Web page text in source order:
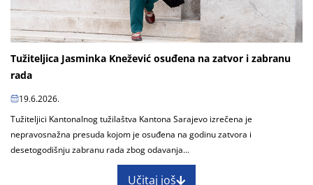
Tužiteljica Jasminka Knežević osuđena na zatvor i zabranu
rada
19.6.2026.
Tužiteljici Kantonalnog tužilaštva Kantona Sarajevo izrečena je
nepravosnažna presuda kojom je osuđena na godinu zatvora i
desetogodišnju zabranu rada zbog odavanja...
Učitaj još